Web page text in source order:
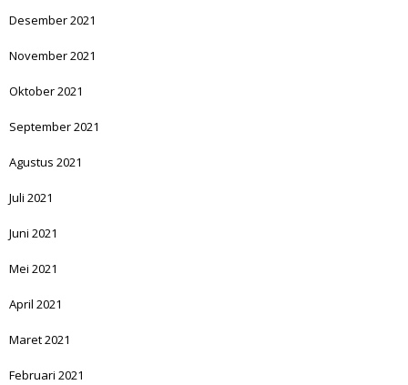
Desember 2021
November 2021
Oktober 2021
September 2021
Agustus 2021
Juli 2021
Juni 2021
Mei 2021
April 2021
Maret 2021
Februari 2021